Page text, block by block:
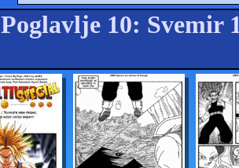
Poglavlje 10: Svemir